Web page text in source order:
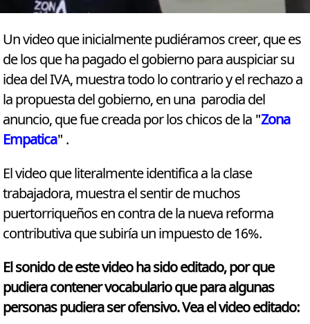
Un video que inicialmente pudiéramos creer, que es
de los que ha pagado el gobierno para auspiciar su
idea del IVA, muestra todo lo contrario y el rechazo a
la propuesta del gobierno, en una parodia del
anuncio, que fue creada por los chicos de la "Zona
Empatica" .
El video que literalmente identifica a la clase
trabajadora, muestra el sentir de muchos
puertorriqueños en contra de la nueva reforma
contributiva que subiría un impuesto de 16%.
El sonido de este video ha sido editado, por que
pudiera contener vocabulario que para algunas
personas pudiera ser ofensivo. Vea el video editado: